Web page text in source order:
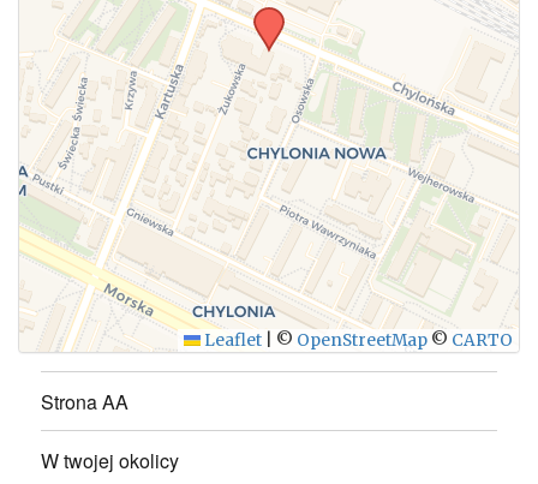
Leaflet © OpenStreetMap © CARTO
Strona AA
W twojej okolicy